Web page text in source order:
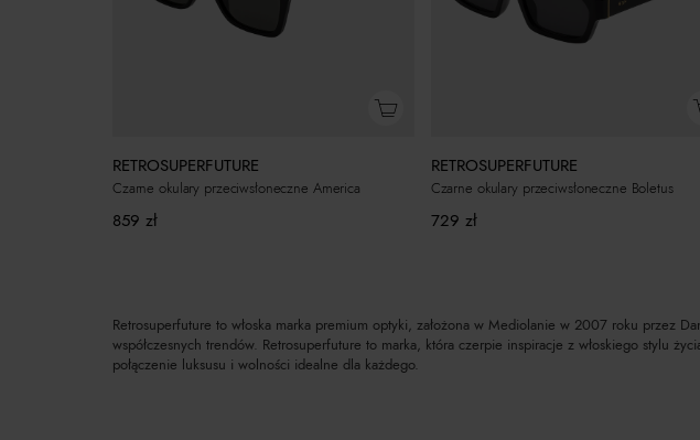
RETROSUPERFUTURE
Czarne okulary przeciwsłoneczne America
859 zł
RETROSUPERFUTURE
Czarne okulary przeciwsłoneczne Boletus
729 zł
Retrosuperfuture to włoska marka premium optyki, założona w Mediolanie w 2007 roku przez
współczesnych trendów. Retrosuperfuture to marka, która czerpie inspiracje z włoskiego stylu
połączenie luksusu i wolności idealne dla każdego.